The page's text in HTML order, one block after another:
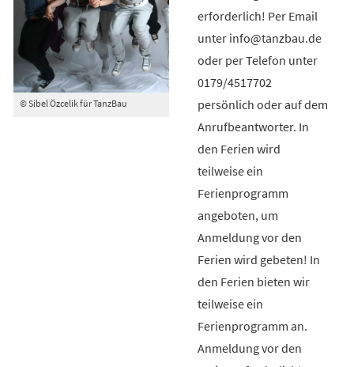
© Sibel Özcelik für TanzBau
erforderlich! Per Email
unter info@tanzbau.de
oder per Telefon unter
0179/4517702
persönlich oder auf dem
Anrufbeantworter. In
den Ferien wird
teilweise ein
Ferienprogramm
angeboten, um
Anmeldung vor den
Ferien wird gebeten! In
den Ferien bieten wir
teilweise ein
Ferienprogramm an.
Anmeldung vor den